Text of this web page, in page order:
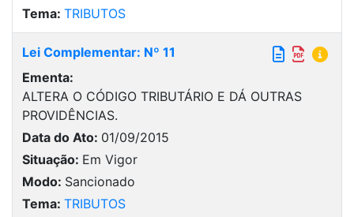
Tema: TRIBUTOS
Lei Complementar: Nº 11
Ementa:
ALTERA O CÓDIGO TRIBUTÁRIO E DÁ OUTRAS
PROVIDÊNCIAS.
Data do Ato: 01/09/2015
Situação: Em Vigor
Modo: Sancionado
Tema: TRIBUTOS